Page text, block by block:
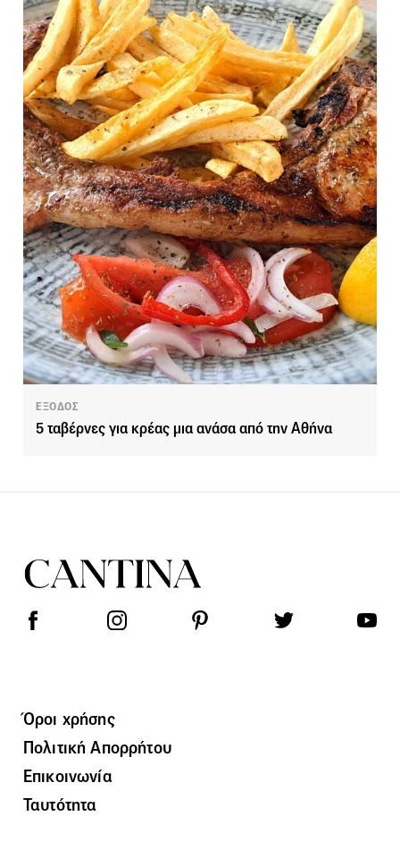
ΕΞΟΔΟΣ
5 ταβέρνες για κρέας μια ανάσα από την Αθήνα
Όροι χρήσης
Πολιτική Απορρήτου
Επικοινωνία
Ταυτότητα